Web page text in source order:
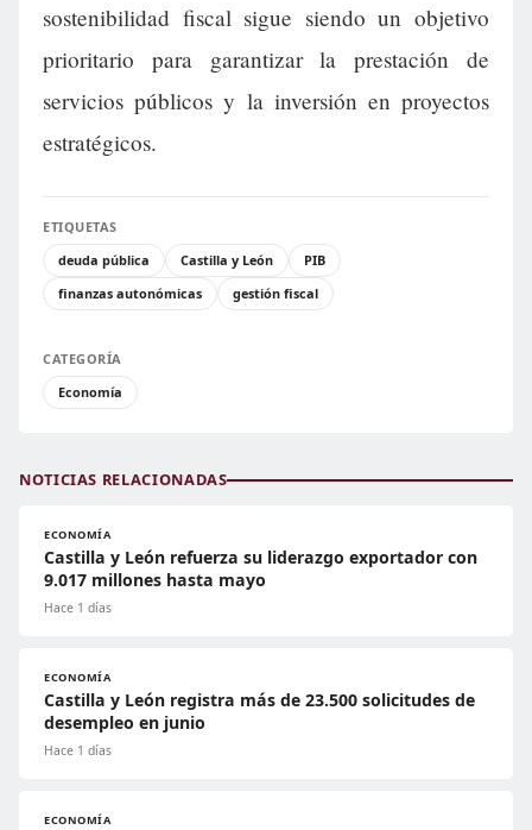
sostenibilidad fiscal sigue siendo un objetivo
prioritario para garantizar la prestación de
servicios públicos y la inversión en proyectos
estratégicos.
ETIQUETAS
deuda pública
Castilla y León
PIB
finanzas autonómicas
gestión fiscal
CATEGORÍA
Economía
NOTICIAS RELACIONADAS
ECONOMÍA
Castilla y León refuerza su liderazgo exportador con
9.017 millones hasta mayo
Hace 1 días
ECONOMÍA
Castilla y León registra más de 23.500 solicitudes de
desempleo en junio
Hace 1 días
ECONOMÍA